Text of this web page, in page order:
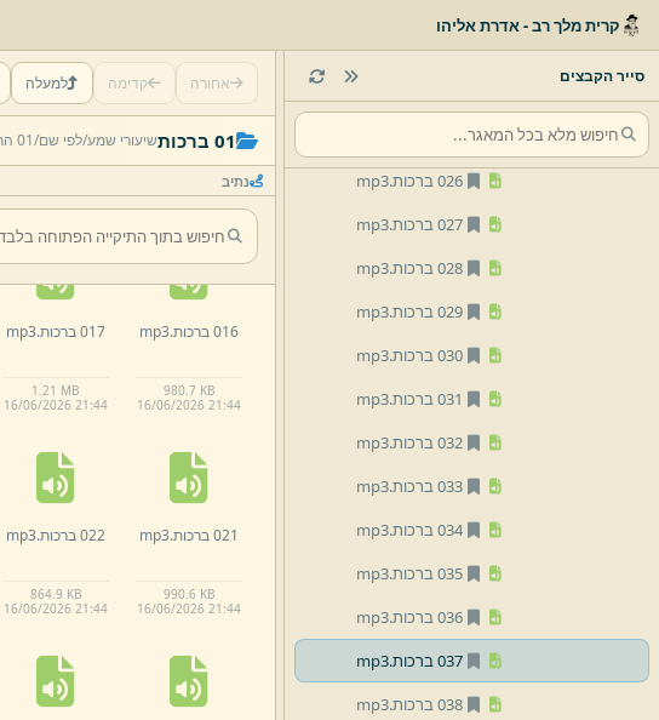
קרית מלך רב - אדרת אליהו
סייר הקבצים
023 ברכות.
mp3
025 ברכות.
026 ברכות.
mp3
027 ברכות.
mp3
028 ברכות.
mp3
029 ברכות.
mp3
030 ברכות.
mp3
031 ברכות.
mp3
032 ברכות.
mp3
033 ברכות.
mp3
034 ברכות.
mp3
035 ברכות.
mp3
036 ברכות.
mp3
037 ברכות.
mp3
038 ברכות.
mp3
אחורה קדימה למעלה
01 ברכות שיעורי שמע/לפי שם/01 הרב יצחק שלמה זילברמן/
נתיב
011 ברכות.
00:08:25 · 1.08 MB
16/06/2026 21:44
16/06/2026 21:44
016 ברכות. mp3
980.7 KB
16/06/2026 21:44
017 ברכות. mp3
1.21 MB
16/06/2026 21:44
021 ברכות. mp3
990.6 KB
16/06/2026 21:44
022 ברכות. mp3
864.9 KB
16/06/2026 21:44